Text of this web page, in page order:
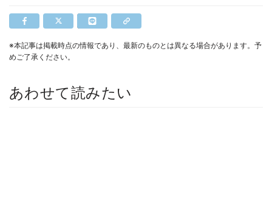
※本記事は掲載時点の情報であり、最新のものとは異なる場合があります。予
めご了承ください。
あわせて読みたい